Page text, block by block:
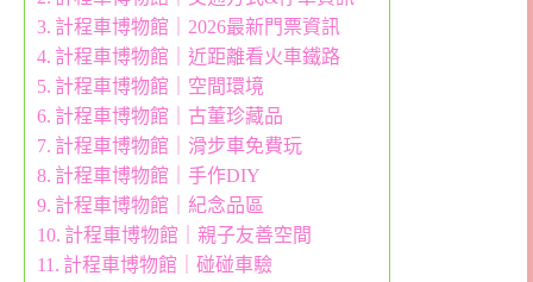
計程車博物館｜2026最新門票資訊
計程車博物館｜近距離看火車鐵路
計程車博物館｜空間環境
計程車博物館｜古董珍藏品
計程車博物館｜滑步車免費玩
計程車博物館｜手作DIY
計程車博物館｜紀念品區
計程車博物館｜親子友善空間
計程車博物館｜碰碰車驗